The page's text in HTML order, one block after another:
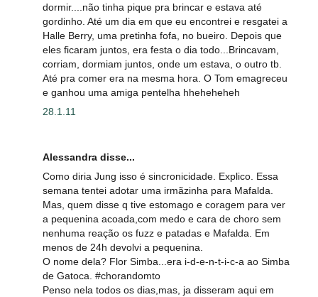
dormir....não tinha pique pra brincar e estava até
gordinho. Até um dia em que eu encontrei e resgatei a
Halle Berry, uma pretinha fofa, no bueiro. Depois que
eles ficaram juntos, era festa o dia todo...Brincavam,
corriam, dormiam juntos, onde um estava, o outro tb.
Até pra comer era na mesma hora. O Tom emagreceu
e ganhou uma amiga pentelha hheheheheh
28.1.11
Alessandra disse...
Como diria Jung isso é sincronicidade. Explico. Essa
semana tentei adotar uma irmãzinha para Mafalda.
Mas, quem disse q tive estomago e coragem para ver
a pequenina acoada,com medo e cara de choro sem
nenhuma reação os fuzz e patadas e Mafalda. Em
menos de 24h devolvi a pequenina.
O nome dela? Flor Simba...era i-d-e-n-t-i-c-a ao Simba
de Gatoca. #chorandomto
Penso nela todos os dias,mas, ja disseram aqui em